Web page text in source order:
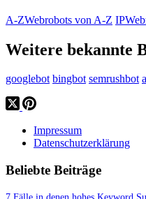
A-ZWebrobots von A-Z IP
Weitere bekannte
googlebot bingbot semrushbot
Impressum
Datenschutzerklärung
Beliebte Beiträge